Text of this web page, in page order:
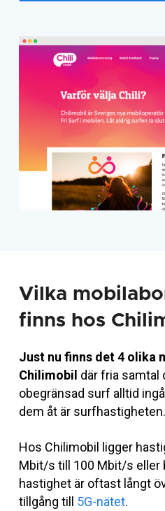
Vilka
finns hos
Just nu finns det 4 olika
Chilimobil där fria samtal
obegränsad surf alltid
dem åt är surfhastigheten.
Hos Chilimobil ligger
Mbit/s till 100 Mbit/s eller
hastighet är oftast långt
tillgång till 5G-nätet.